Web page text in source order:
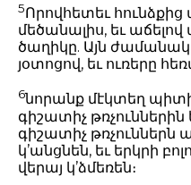
5Որովհետեւ հունձքից
մեծանալիս, եւ
ծաղիկը. Այն ժամանակ
յօտոցով, եւ ուռերը
6նորանք մէկտեղ
գիշատիչ
գիշատիչ թռչուններն
կ’անցնեն, եւ երկրի
վերայ կ’ձմեռեն։